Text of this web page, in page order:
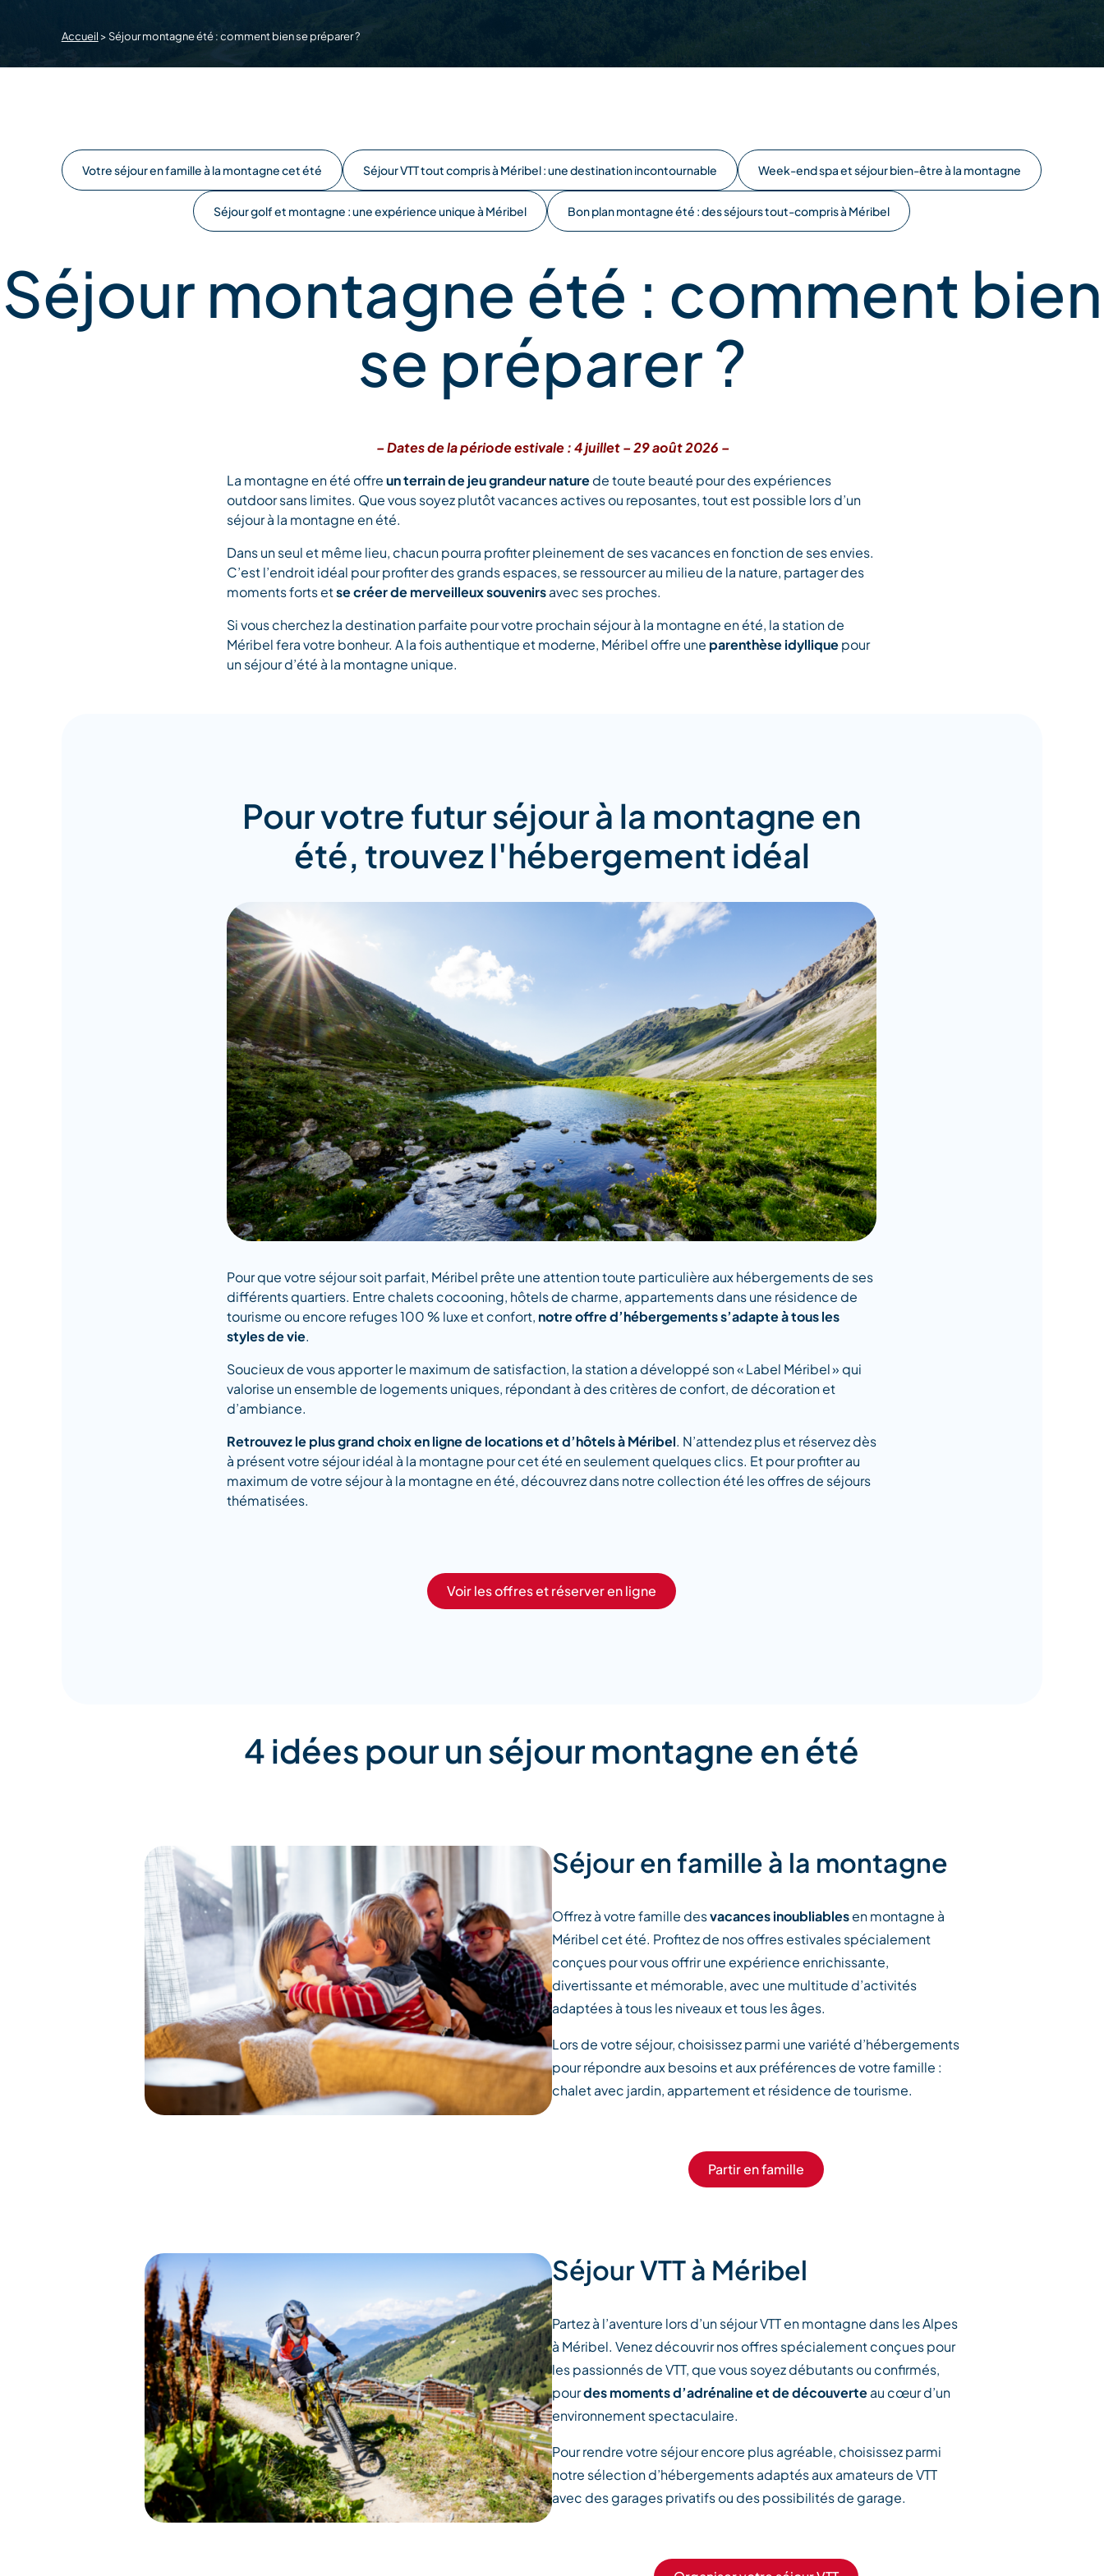
Accueil >Séjour montagne été : comment bien se préparer ?
Votre séjour en famille à la montagne cet été Séjour VTT tout compris à Méribel : une destination incontournable Week-end spa et séjour bien-être à la montagne
Séjour golf et montagne : une expérience unique à Méribel Bon plan montagne été : des séjours tout-compris à Méribel
Séjour montagne été : comment bien
se préparer ?
– Dates de la période estivale : 4 juillet – 29 août 2026 –
La montagne en été offreun terrain de jeu grandeur naturede toute beauté pour des expériences
outdoor sans limites. Que vous soyez plutôt vacances actives ou reposantes, tout est possible lors d’un
séjour à la montagne en été.
Dans un seul et même lieu, chacun pourra profiter pleinement de ses vacances en fonction de ses envies.
C’est l’endroit idéal pour profiter des grands espaces, se ressourcer au milieu de la nature, partager des
moments forts etse créer de merveilleux souvenirsavec ses proches.
Si vous cherchez la destination parfaite pour votre prochain séjour à la montagne en été, la station de
Méribel fera votre bonheur. A la fois authentique et moderne, Méribel offre une parenthèse idylliquepour
un séjour d’été à la montagne unique.
Pour votre futur séjour à la montagne en
été, trouvez l'hébergement idéal
Pour que votre séjour soit parfait, Méribel prête une attention toute particulière aux hébergements de ses
différents quartiers. Entre chalets cocooning, hôtels de charme, appartements dans une résidence de
tourisme ou encore refuges 100 % luxe et confort, notre offre d’hébergements s’adapte à tous les
styles de vie.
Soucieux de vous apporter le maximum de satisfaction, la station a développé son « Label Méribel » qui
valorise un ensemble de logements uniques, répondant à des critères de confort, de décoration et
d’ambiance.
Retrouvez le plus grand choix en ligne de locations et d’hôtels à Méribel. N’attendez plus et réservez dès
à présent votre séjour idéal à la montagne pour cet été en seulement quelques clics. Et pour profiter au
maximum de votre séjour à la montagne en été, découvrez dans notre collection été les offres de séjours
thématisées.
Voir les offres et réserver en ligne
4 idées pour un séjour montagne en été
Séjour en famille à la montagne
Offrez à votre famille desvacances inoubliablesen montagne à
Méribel cet été. Profitez de nos offres estivales spécialement
conçues pour vous offrir une expérience enrichissante,
divertissante et mémorable, avec une multitude d’activités
adaptées à tous les niveaux et tous les âges.
Lors de votre séjour, choisissez parmi une variété d’hébergements
pour répondre aux besoins et aux préférences de votre famille :
chalet avec jardin, appartement et résidence de tourisme.
Partir en famille
Séjour VTT à Méribel
Partez à l’aventure lors d’un séjour VTT en montagne dans les Alpes
à Méribel. Venez découvrir nos offres spécialement conçues pour
les passionnés de VTT, que vous soyez débutants ou confirmés,
pourdes moments d’adrénaline et de découverteau cœur d’un
environnement spectaculaire.
Pour rendre votre séjour encore plus agréable, choisissez parmi
notre sélection d’hébergements adaptés aux amateurs de VTT
avec des garages privatifs ou des possibilités de garage.